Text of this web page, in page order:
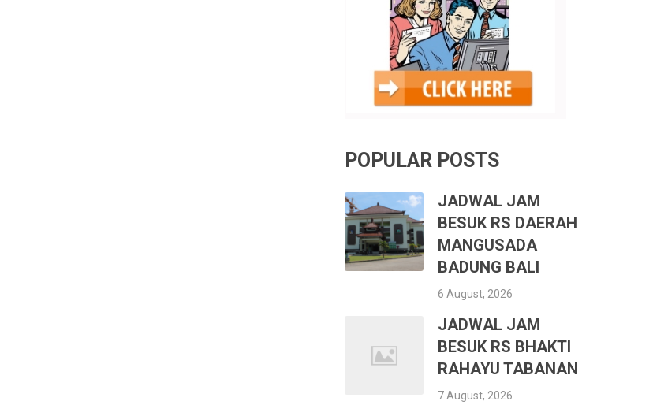
POPULAR POSTS
JADWAL JAM
BESUK RS DAERAH
MANGUSADA
BADUNG BALI
6 August, 2026
JADWAL JAM
BESUK RS BHAKTI
RAHAYU TABANAN
7 August, 2026